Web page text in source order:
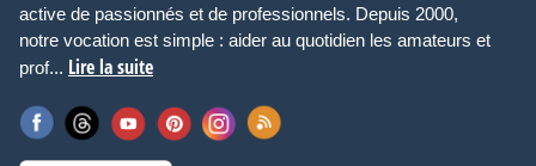
active de passionnés et de professionnels. Depuis 2000,
notre vocation est simple : aider au quotidien les amateurs et
prof... Lire la suite